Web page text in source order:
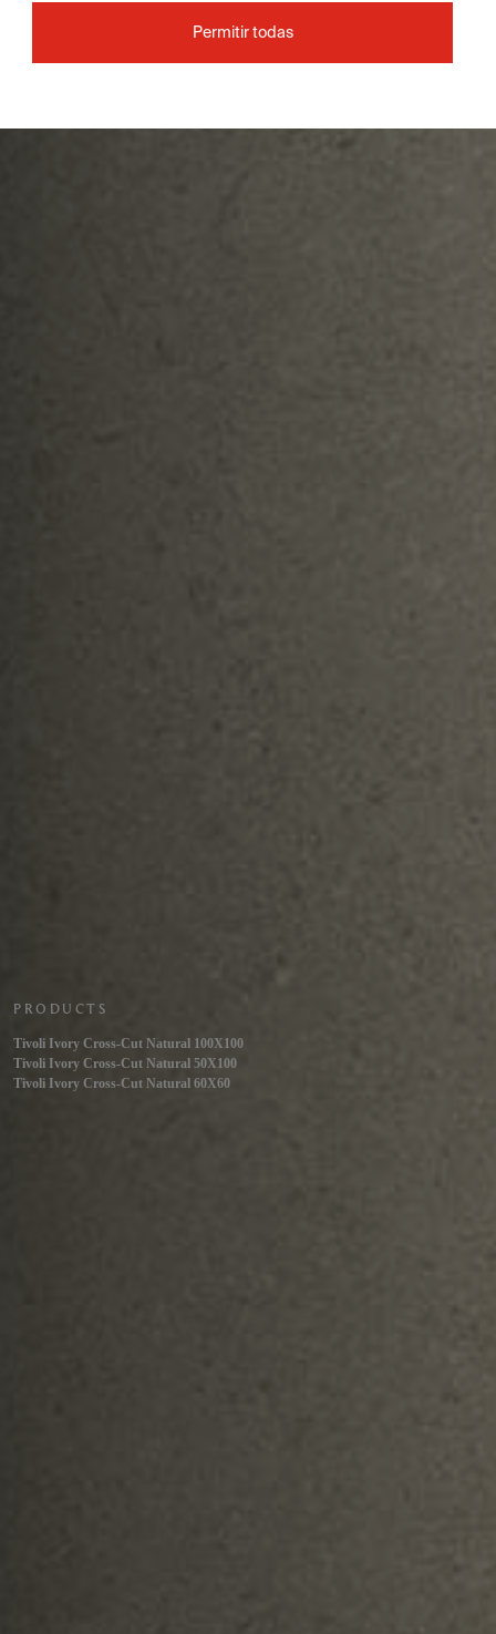
PRODUCTS
Tivoli Ivory Cross-Cut Natural 100X100
Tivoli Ivory Cross-Cut Natural 50X100
Tivoli Ivory Cross-Cut Natural 60X60
Permitir todas